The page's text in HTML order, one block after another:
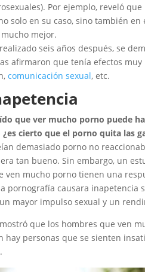
Por ejemplo, reveló
solo en su caso, sino también
mejor.
seis años después, se
afirmaron que tenía efectos
comunicación sexual, etc.
que ver mucho porno puede
cierto que el porno quita las
demasiado porno no
tan bueno. Sin embargo, un
ven mucho porno tienen una
pornografía causara inapetencia
mayor impulso sexual y un
que los hombres que ven
hay personas que se sienten